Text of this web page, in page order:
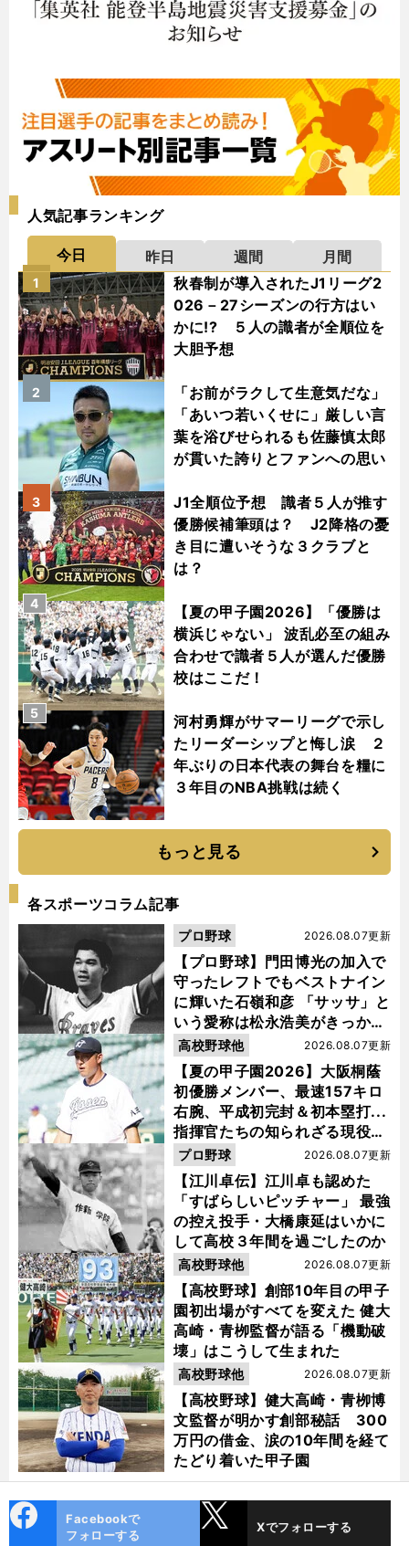
人気記事ランキング
今日 昨日 週間
月間
秋春制が導入されたJ1リーグ2
026－27シーズンの行方はい
かに!? ５人の識者が全順位を
大胆予想
1
「お前がラクして生意気だな」
「あいつ若いくせに」厳しい言
葉を浴びせられるも佐藤慎太郎
が貫いた誇りとファンへの思い
2
J1全順位予想 識者５人が推す
優勝候補筆頭は？ J2降格の憂
き目に遭いそうな３クラブと
は？
3
【夏の甲子園2026】「優勝は
横浜じゃない」 波乱必至の組み
合わせで識者５人が選んだ優勝
校はここだ！
4
河村勇輝がサマーリーグで示し
たリーダーシップと悔し涙 ２
年ぶりの日本代表の舞台を糧に
３年目のNBA挑戦は続く
5
もっと見る
各スポーツコラム記事
【プロ野球】門田博光の加入で
守ったレフトでもベストナイン
に輝いた石嶺和彦 「サッサ」と
いう愛称は松永浩美がきっか
け？
2026.08.07更新
プロ野球
【夏の甲子園2026】大阪桐蔭
初優勝メンバー、最速157キロ
右腕、平成初完封＆初本塁打...
指揮官たちの知られざる現役時
代
2026.08.07更新
高校野球他
【江川卓伝】江川卓も認めた
「すばらしいピッチャー」 最強
の控え投手・大橋康延はいかに
して高校３年間を過ごしたのか
2026.08.07更新
プロ野球
【高校野球】創部10年目の甲子
園初出場がすべてを変えた 健大
高崎・青栁監督が語る「機動破
壊」はこうして生まれた
2026.08.07更新
高校野球他
【高校野球】健大高崎・青栁博
文監督が明かす創部秘話 300
万円の借金、涙の10年間を経て
たどり着いた甲子園
2026.08.07更新
高校野球他
ok
Facebookで
フォローする
Xでフォローする